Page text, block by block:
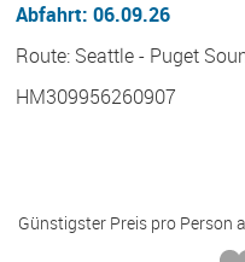
Abfahrt: 06.09.26
Route: Seattle - Puget
HM309956260907
Günstigster Preis pro Person